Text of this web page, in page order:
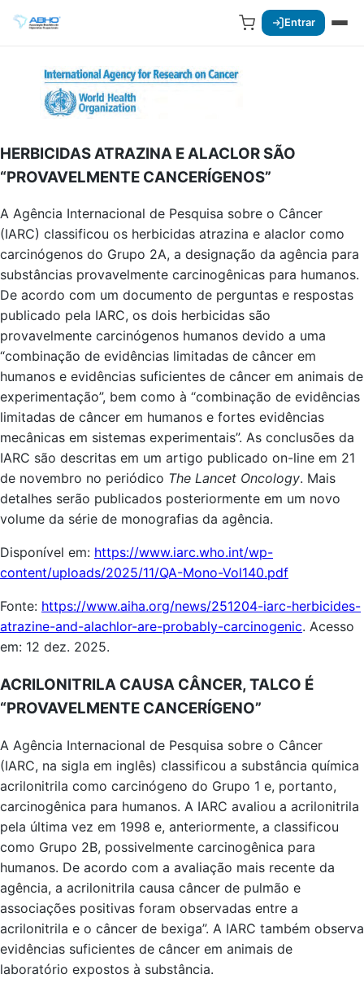
Entrar
HERBICIDAS ATRAZINA E ALACLOR SÃO
“PROVAVELMENTE CANCERÍGENOS”
A Agência Internacional de Pesquisa sobre o Câncer
(IARC) classificou os herbicidas atrazina e alaclor como
carcinógenos do Grupo 2A, a designação da agência para
substâncias provavelmente carcinogênicas para humanos.
De acordo com um documento de perguntas e respostas
publicado pela IARC, os dois herbicidas são
provavelmente carcinógenos humanos devido a uma
“combinação de evidências limitadas de câncer em
humanos e evidências suficientes de câncer em animais de
experimentação”, bem como à “combinação de evidências
limitadas de câncer em humanos e fortes evidências
mecânicas em sistemas experimentais”. As conclusões da
IARC são descritas em um artigo publicado on-line em 21
de novembro no periódico The Lancet Oncology. Mais
detalhes serão publicados posteriormente em um novo
volume da série de monografias da agência.
Disponível em: https://www.iarc.who.int/wp-
content/uploads/2025/11/QA-Mono-Vol140.pdf
Fonte: https://www.aiha.org/news/251204-iarc-herbicides-
atrazine-and-alachlor-are-probably-carcinogenic. Acesso
em: 12 dez. 2025.
ACRILONITRILA CAUSA CÂNCER, TALCO É
“PROVAVELMENTE CANCERÍGENO”
A Agência Internacional de Pesquisa sobre o Câncer
(IARC, na sigla em inglês) classificou a substância química
acrilonitrila como carcinógeno do Grupo 1 e, portanto,
carcinogênica para humanos. A IARC avaliou a acrilonitrila
pela última vez em 1998 e, anteriormente, a classificou
como Grupo 2B, possivelmente carcinogênica para
humanos. De acordo com a avaliação mais recente da
agência, a acrilonitrila causa câncer de pulmão e
associações positivas foram observadas entre a
acrilonitrila e o câncer de bexiga”. A IARC também observa
evidências suficientes de câncer em animais de
laboratório expostos à substância.